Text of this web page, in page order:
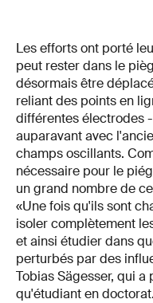
Les efforts ont porté
peut rester dans le
désormais être
reliant des points en
différentes électrodes
auparavant avec
champs oscillants.
nécessaire pour le
un grand nombre de
«Une fois qu'ils sont
isoler complètement
et ainsi étudier dans
perturbés par des
Tobias Sägesser, qui
qu'étudiant en doctorat.